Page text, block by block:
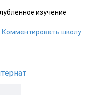
изучение
Комментировать школу